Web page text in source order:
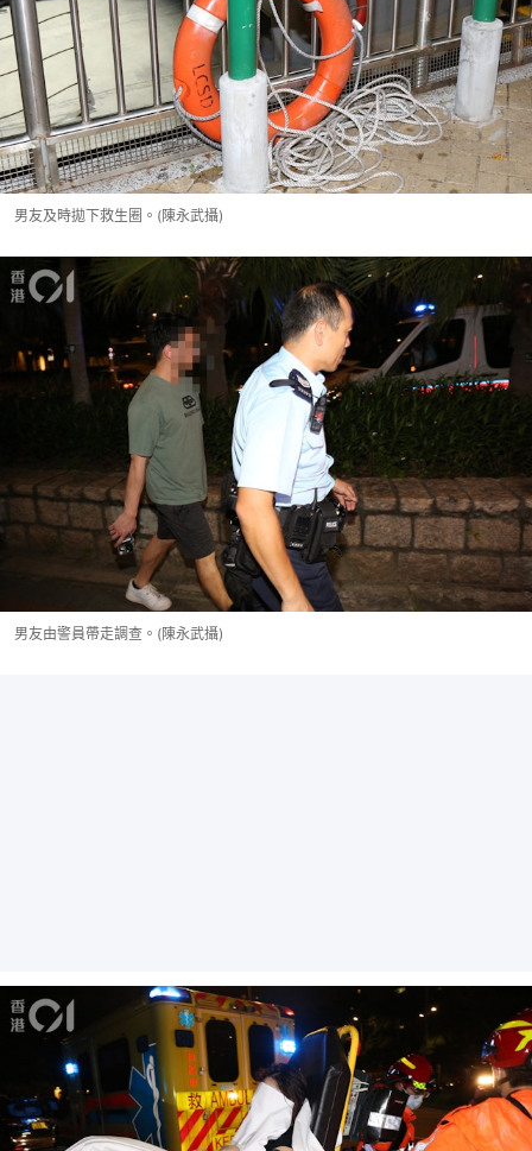
男友及時拋下救生圈。(陳永武攝)
男友由警員帶走調查。(陳永武攝)